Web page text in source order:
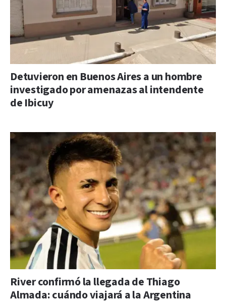
Detuvieron en Buenos Aires a un hombre
investigado por amenazas al intendente
de Ibicuy
River confirmó la llegada de Thiago
Almada: cuándo viajará a la Argentina